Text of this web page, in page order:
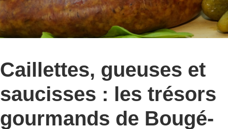
Caillettes, gueuses et
saucisses : les trésors
gourmands de Bougé-